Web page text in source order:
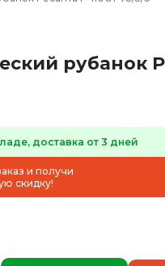
рубанок
доставка от 3 дней
и получи
скидку!